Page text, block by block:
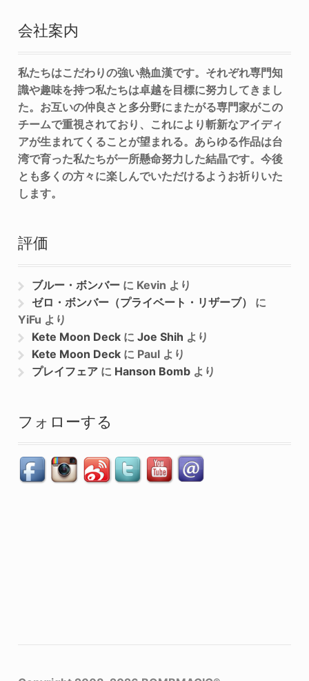
会社案内
私たちはこだわりの強い熱血漢です。それぞれ専門知
識や趣味を持つ私たちは卓越を目標に努力してきまし
た。お互いの仲良さと多分野にまたがる専門家がこの
チームで重視されており、これにより斬新なアイディ
アが生まれてくることが望まれる。あらゆる作品は台
湾で育った私たちが一所懸命努力した結晶です。今後
とも多くの方々に楽しんでいただけるようお祈りいた
します。
評価
ブルー・ボンバー に Kevin より
ゼロ・ボンバー（プライベート・リザーブ）
に
YiFu より
Kete Moon Deck にJoe Shih より
Kete Moon Deck に Paul より
プレイフェア に Hanson Bomb より
フォローする